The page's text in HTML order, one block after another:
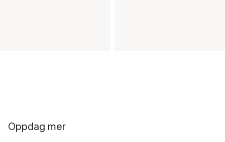
Oppdag mer